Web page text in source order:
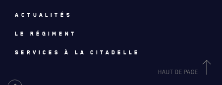
Actualités
Le régiment
Services à la citadelle
HAUT DE PAGE